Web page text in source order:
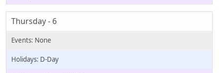
Thursday - 6
D-Day